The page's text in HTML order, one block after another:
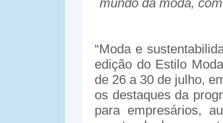
mundo da moda,
“Moda e
edição do Estilo
de 26 a 30 de julho,
os destaques da
para empresários,